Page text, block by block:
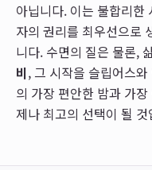
아닙니다. 이는 불합리한
자의 권리를 최우선으로
니다. 수면의 질은 물론,
비, 그 시작을 슬립어스
의 가장 편안한 밤과 가
제나 최고의 선택이 될